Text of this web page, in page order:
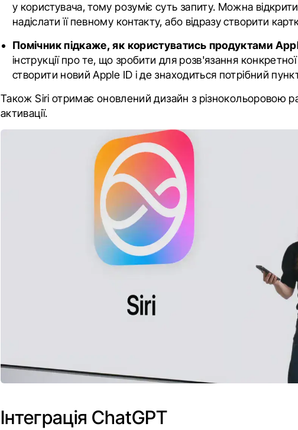
у користувача, тому розуміє суть запиту. Можна
надіслати її певному контакту, або відразу створити
Помічник підкаже, як користуватись продуктами
інструкції про те, що зробити для розв'язання
створити новий Apple ID і де знаходиться потрібний
Також Siri отримає оновлений дизайн з різнокольоровою
активації.
Інтеграція ChatGPT